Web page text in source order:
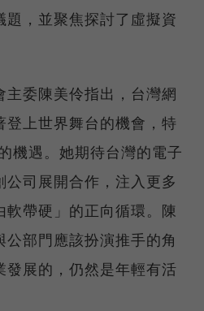
題，並聚焦探討了虛擬資
委陳美伶指出，台灣網
登上世界舞台的機會，特
機遇。她期待台灣的電子
司展開合作，注入更多
軟帶硬」的正向循環。陳
部門應該扮演推手的角
展的，仍然是年輕有活